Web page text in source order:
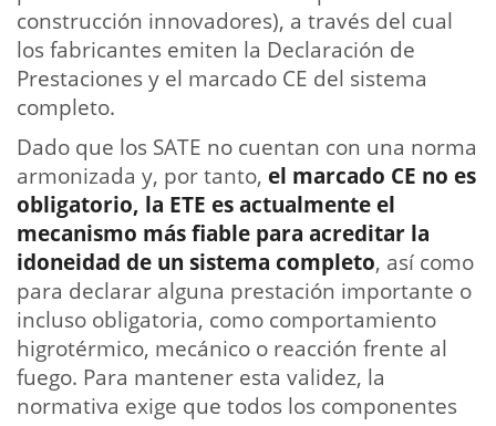
construcción innovadores), a través del cual
los fabricantes emiten la Declaración de
Prestaciones y el marcado CE del sistema
completo.
Dado que los SATE no cuentan con una norma
armonizada y, por tanto, el marcado CE no es
obligatorio, la ETE es actualmente el
mecanismo más fiable para acreditar la
idoneidad de un sistema completo, así como
para declarar alguna prestación importante o
incluso obligatoria, como comportamiento
higrotérmico, mecánico o reacción frente al
fuego. Para mantener esta validez, la
normativa exige que todos los componentes